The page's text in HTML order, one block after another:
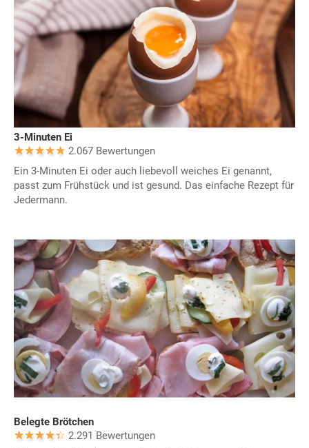
3-Minuten Ei
2.067 Bewertungen
Ein 3-Minuten Ei oder auch liebevoll weiches Ei genannt,
passt zum Frühstück und ist gesund. Das einfache Rezept für
Jedermann.
Belegte Brötchen
2.291 Bewertungen